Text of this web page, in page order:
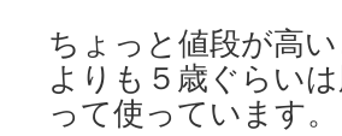
ちょっと値段が高
よりも５歳ぐらい
って使っています。